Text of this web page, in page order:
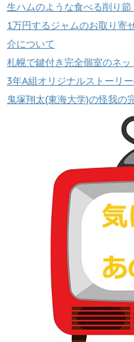
生ハムのような食べる削り
1万円するジャムのお取り寄
介について
札幌で鍵付き完全個室のネ
3年A組オリジナルストーリ
鬼塚翔太(東海大学)の怪我の